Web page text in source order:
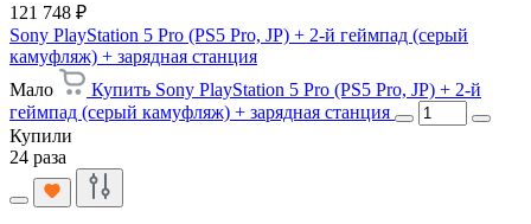
121 748 ₽
Sony PlayStation 5 Pro (PS5 Pro, JP) + 2-й геймпад (серый
камуфляж) + зарядная станция
Мало
Купить Sony PlayStation 5 Pro (PS5 Pro, JP) + 2-й
геймпад (серый камуфляж) + зарядная станция
Купили
24 раза